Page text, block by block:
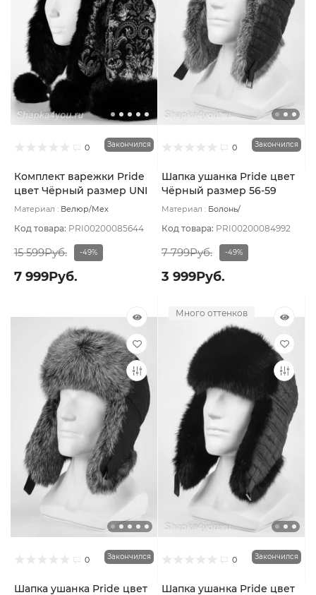
0 Закончился
Комплект варежки Pride
цвет Чёрный размер UNI
Материал : Велюр/Мех
Код товара: PRI00200085644
15 599Руб. -49%
7 999Руб.
0 Закончился
Шапка ушанка Pride цвет
Чёрный размер 56-59
Материал : Болонь/
натуральный
Подклад: Мех
натуральный
Код товара: PRI00200084992
7 799Руб. -49%
3 999Руб.
0 Закончился
Шапка ушанка Pride цвет
Много оттенков
0 Закончился
Шапка ушанка Pride цвет